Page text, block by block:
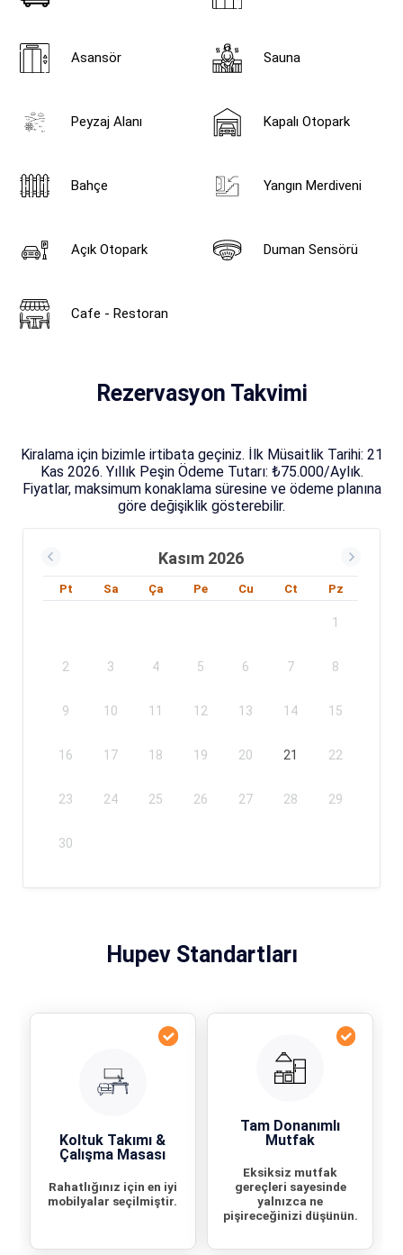
Asansör Sauna
Peyzaj Alanı Kapalı Otopark
Bahçe Yangın Merdiveni
Açık Otopark Duman Sensörü
Cafe - Restoran
Rezervasyon Takvimi
Kiralama için bizimle irtibata geçiniz. İlk Müsaitlik Tarihi: 21
Kas 2026. Yıllık Peşin Ödeme Tutarı: ₺75.000/Aylık.
Fiyatlar, maksimum konaklama süresine ve ödeme planına
göre değişiklik gösterebilir.
Pt Sa Ça Pe Cu Ct Pz
Kasım 2026
1
2 3 4 5 6 7 8
9 10 11 12 13 14 15
16 17 18 19 20 21 22
23 24 25 26 27 28 29
30
Hupev Standartları
Koltuk Takımı &
Çalışma Masası
Rahatlığınız için en iyi
mobilyalar seçilmiştir.
Tam Donanımlı
Mutfak
Eksiksiz mutfak
gereçleri sayesinde
yalnızca ne
pişireceğinizi düşünün.